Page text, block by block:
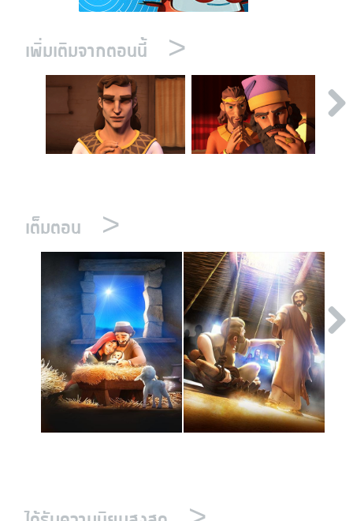
เพิ่มเติมจากตอนนี้ >
เต็มตอน >